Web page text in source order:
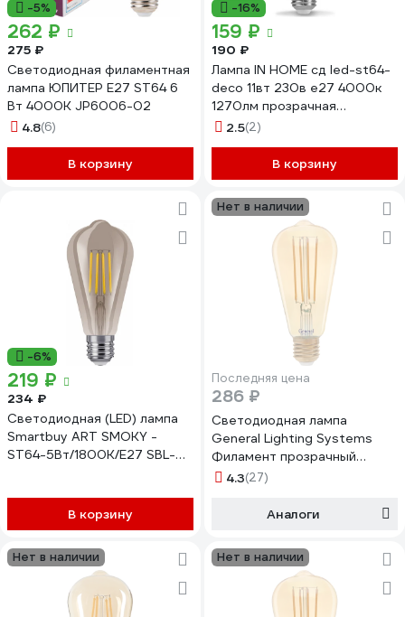
-5%
262 ₽
275 ₽
Светодиодная филаментная
лампа ЮПИТЕР E27 ST64 6
Вт 4000К JP6006-02
4.8(6)
В корзину
-16%
159 ₽
190 ₽
Лампа IN HOME сд led-st64-
deco 11вт 230в е27 4000к
1270лм прозрачная
4690612050836
2.5(2)
В корзину
-6%
219 ₽
234 ₽
Светодиодная (LED) лампа
Smartbuy ART SMOKY -
ST64-5Вт/1800К/E27 SBL-
В корзину
Нет в наличии
Последняя цена
286 ₽
Светодиодная лампа
General Lighting Systems
Филамент прозрачный
золотой E27 8Вт 750Лм
Труба GLDEN-ST64S-8-230-
4.3(27)
Аналоги
Нет в наличии Нет в наличии